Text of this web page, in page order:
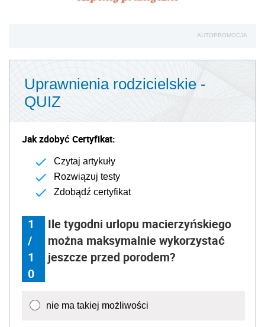
AUTOPROMOCJA
Uprawnienia rodzicielskie -
QUIZ
Jak zdobyć Certyfikat:
Czytaj artykuły
Rozwiązuj testy
Zdobądź certyfikat
1
/
1
0
Ile tygodni urlopu macierzyńskiego
można maksymalnie wykorzystać
jeszcze przed porodem?
nie ma takiej możliwości